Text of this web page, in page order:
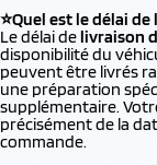
⭐Quel est le délai
Le délai delivraison
disponibilité du
peuvent être livrés
une préparation
supplémentaire.
précisément de la
commande.